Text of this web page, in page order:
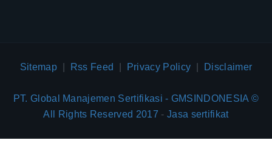
Sitemap Rss Feed Privacy Policy Disclaimer
PT. Global Manajemen Sertifikasi - GMSINDONESIA ©
All Rights Reserved 2017 - Jasa sertifikat